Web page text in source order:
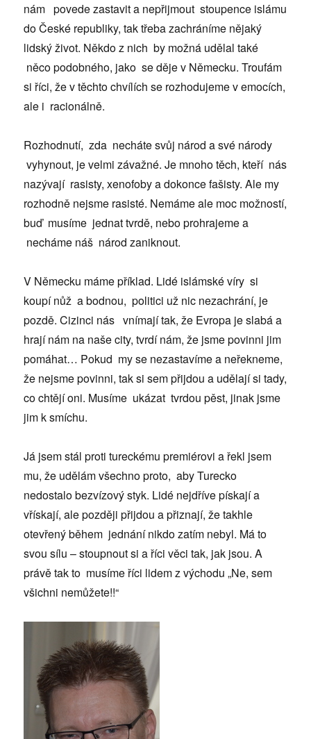
nám povede zastavit a nepřijmout stoupence islámu
do České republiky, tak třeba zachráníme nějaký
lidský život. Někdo z nich by možná udělal také
něco podobného, jako se děje v Německu. Troufám
si říci, že v těchto chvílích se rozhodujeme v emocích,
ale i racionálně.
Rozhodnutí, zda necháte svůj národ a své národy
vyhynout, je velmi závažné. Je mnoho těch, kteří nás
nazývají rasisty, xenofoby a dokonce fašisty. Ale my
rozhodně nejsme rasisté. Nemáme ale moc možností,
buď musíme jednat tvrdě, nebo prohrajeme a
necháme náš národ zaniknout.
V Německu máme příklad. Lidé islámské víry si
koupí nůž a bodnou, politici už nic nezachrání, je
pozdě. Cizinci nás vnímají tak, že Evropa je slabá a
hrají nám na naše city, tvrdí nám, že jsme povinni jim
pomáhat… Pokud my se nezastavíme a neřekneme,
že nejsme povinni, tak si sem přijdou a udělají si tady,
co chtějí oni. Musíme ukázat tvrdou pěst, jinak jsme
jim k smíchu.
Já jsem stál proti tureckému premiérovi a řekl jsem
mu, že udělám všechno proto, aby Turecko
nedostalo bezvízový styk. Lidé nejdříve pískají a
vřískají, ale později přijdou a přiznají, že takhle
otevřený během jednání nikdo zatím nebyl. Má to
svou sílu – stoupnout si a říci věci tak, jak jsou. A
právě tak to musíme říci lidem z východu „Ne, sem
všichni nemůžete!!“